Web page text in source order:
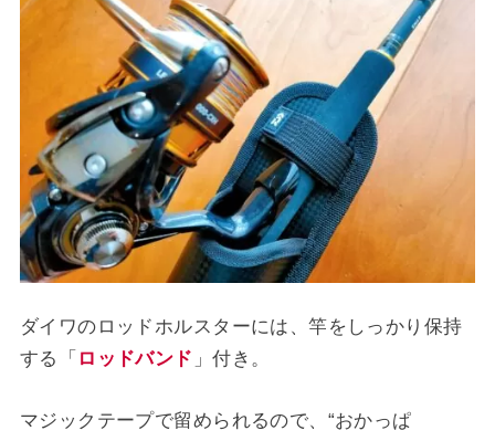
ダイワのロッドホルスターには、竿をしっかり保持
する「 ロッドバンド 」付き。
マジックテープで留められるので、“おかっぱ